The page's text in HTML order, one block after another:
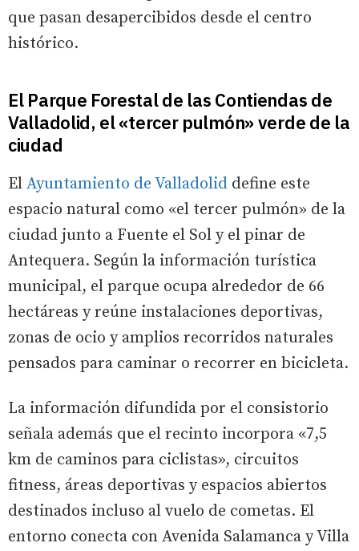
que pasan desapercibidos desde el centro
histórico.
El Parque Forestal de las Contiendas de
Valladolid, el «tercer pulmón» verde de la
ciudad
El Ayuntamiento de Valladolid define este
espacio natural como «el tercer pulmón» de la
ciudad junto a Fuente el Sol y el pinar de
Antequera. Según la información turística
municipal, el parque ocupa alrededor de 66
hectáreas y reúne instalaciones deportivas,
zonas de ocio y amplios recorridos naturales
pensados para caminar o recorrer en bicicleta.
La información difundida por el consistorio
señala además que el recinto incorpora «7,5
km de caminos para ciclistas», circuitos
fitness, áreas deportivas y espacios abiertos
destinados incluso al vuelo de cometas. El
entorno conecta con Avenida Salamanca y Villa